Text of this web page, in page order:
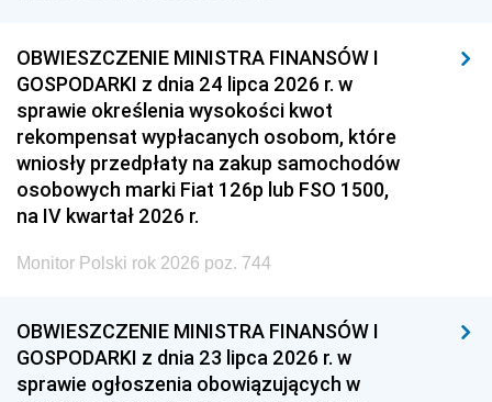
OBWIESZCZENIE MINISTRA FINANSÓW I
GOSPODARKI z dnia 24 lipca 2026 r. w
sprawie określenia wysokości kwot
rekompensat wypłacanych osobom, które
wniosły przedpłaty na zakup samochodów
osobowych marki Fiat 126p lub FSO 1500,
na IV kwartał 2026 r.
Monitor Polski rok 2026 poz. 744
OBWIESZCZENIE MINISTRA FINANSÓW I
GOSPODARKI z dnia 23 lipca 2026 r. w
sprawie ogłoszenia obowiązujących w